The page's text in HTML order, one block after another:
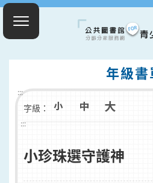
年級書
:::
字級：
:::
小珍珠選守護神